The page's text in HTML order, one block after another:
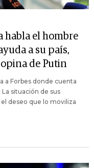
habla el hombre
a su país,
de Putin
a Forbes donde cuenta
situación de sus
deseo que lo moviliza